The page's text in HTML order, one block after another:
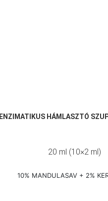
ENZIMATIKUS HÁMLASZTÓ
20 ml (10×2 ml)
10% MANDULASAV + 2%